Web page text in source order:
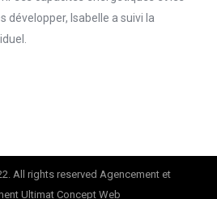
développer, Isabelle a suivi la
All rights reserved Agencement et
Ultimat Concept Web